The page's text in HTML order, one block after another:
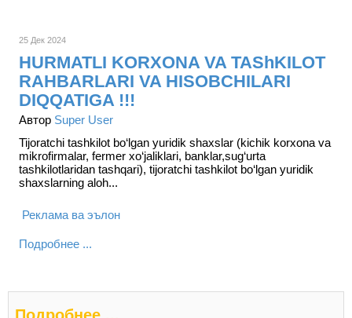
25 Дек 2024
HURMATLI KORXONA VA TAShKILOT
RAHBARLARI VA HISOBCHILARI
DIQQATIGA !!!
Автор Super User
Tijoratchi tashkilot bo‘lgan yuridik shaxslar (kichik korxona va
mikrofirmalar, fermer xo‘jaliklari, banklar,sug‘urta
tashkilotlaridan tashqari), tijoratchi tashkilot bo‘lgan yuridik
shaxslarning aloh...
Реклама ва эълон
Подробнее ...